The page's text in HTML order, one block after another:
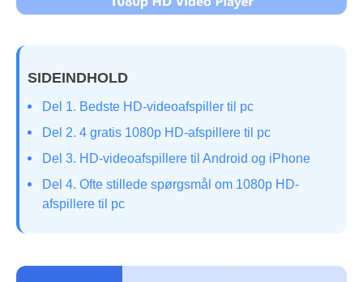
SIDEINDHOLD
Del 1. Bedste HD-videoafspiller til pc
Del 2. 4 gratis 1080p HD-afspillere til pc
Del 3. HD-videoafspillere til Android og iPhone
Del 4. Ofte stillede spørgsmål om 1080p HD-
afspillere til pc